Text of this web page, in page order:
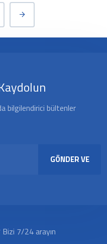
bilgilendirici bültenler
GÖNDER VE
7/24 arayın